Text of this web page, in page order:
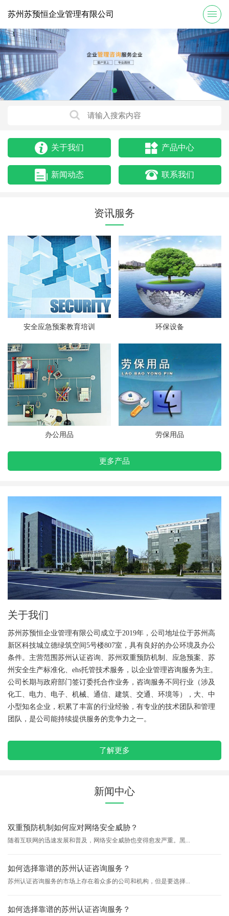
苏州苏预恒企业管理有限公司
关于我们 产品中心
新闻动态 联系我们
资讯服务
安全应急预案教育培训 环保设备
办公用品 劳保用品
更多产品
关于我们
苏州苏预恒企业管理有限公司成立于2019年，公司地址位于苏州高
新区科技城立德绿筑空间5号楼807室，具有良好的办公环境及办公
条件。主营范围苏州认证咨询、苏州双重预防机制、应急预案、苏
州安全生产标准化、ehs托管技术服务，以企业管理咨询服务为主。
公司长期与政府部门签订委托合作业务，咨询服务不同行业（涉及
化工、电力、电子、机械、通信、建筑、交通、环境等），大、中
小型知名企业，积累了丰富的行业经验，有专业的技术团队和管理
团队，是公司能持续提供服务的竞争力之一。
了解更多
新闻中心
双重预防机制如何应对网络安全威胁？
随着互联网的迅速发展和普及，网络安全威胁也变得愈发严重。黑...
如何选择靠谱的苏州认证咨询服务？
苏州认证咨询服务的市场上存在着众多的公司和机构，但是要选择...
如何选择靠谱的苏州认证咨询服务？